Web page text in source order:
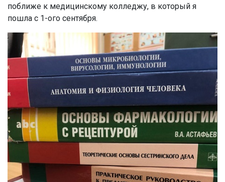
поближе к медицинскому колледжу, в который я
пошла с 1-ого сентября.